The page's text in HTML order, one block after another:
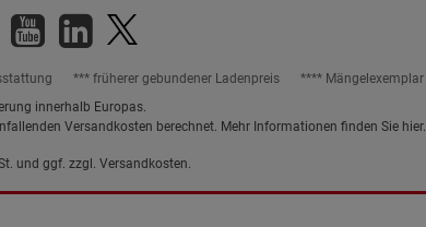
*** früherer gebundener Ladenpreis
**** Mängelexemplar
innerhalb Europas.
Versandkosten berechnet. Mehr Informationen finden Sie hier.
und ggf. zzgl. Versandkosten.